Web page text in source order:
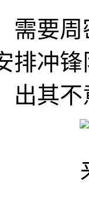
需要
排冲
出其不